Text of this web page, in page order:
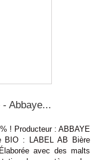
Abbaye...
! Producteur : ABBAYE
BIO : LABEL AB Bière
avec des malts